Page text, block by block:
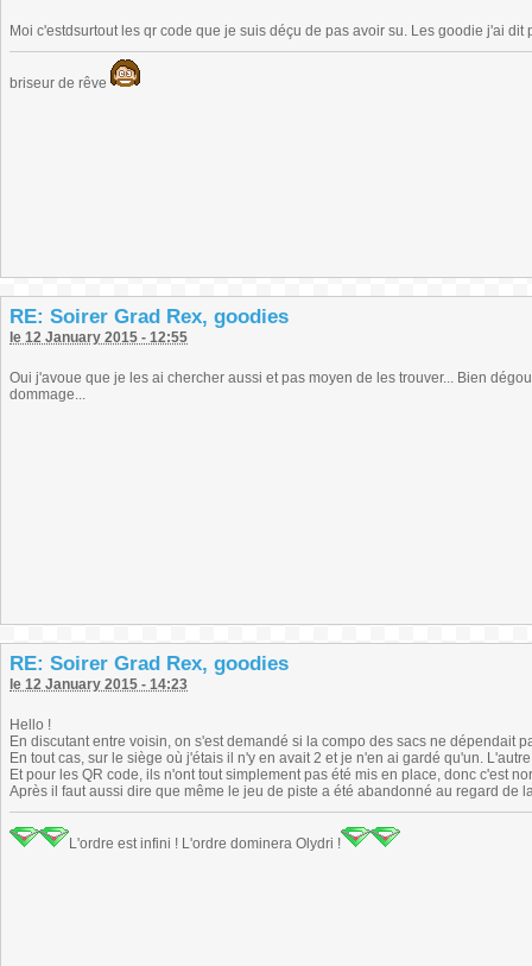
Moi c'estdsurtout les qr code que je suis déçu de pas avoir su. Les goodie j'ai dit
briseur de rêve
RE: Soirer Grad Rex, goodies
le 12 January 2015 - 12:55
Oui j'avoue que je les ai chercher aussi et pas moyen de les trouver... Bien
dommage...
RE: Soirer Grad Rex, goodies
le 12 January 2015 - 14:23
Hello !
En discutant entre voisin, on s'est demandé si la compo des sacs ne dépendait
En tout cas, sur le siège où j'étais il n'y en avait 2 et je n'en ai gardé qu'un.
Et pour les QR code, ils n'ont tout simplement pas été mis en place, donc c'est
Après il faut aussi dire que même le jeu de piste a été abandonné au regard de
L'ordre est infini ! L'ordre dominera Olydri !